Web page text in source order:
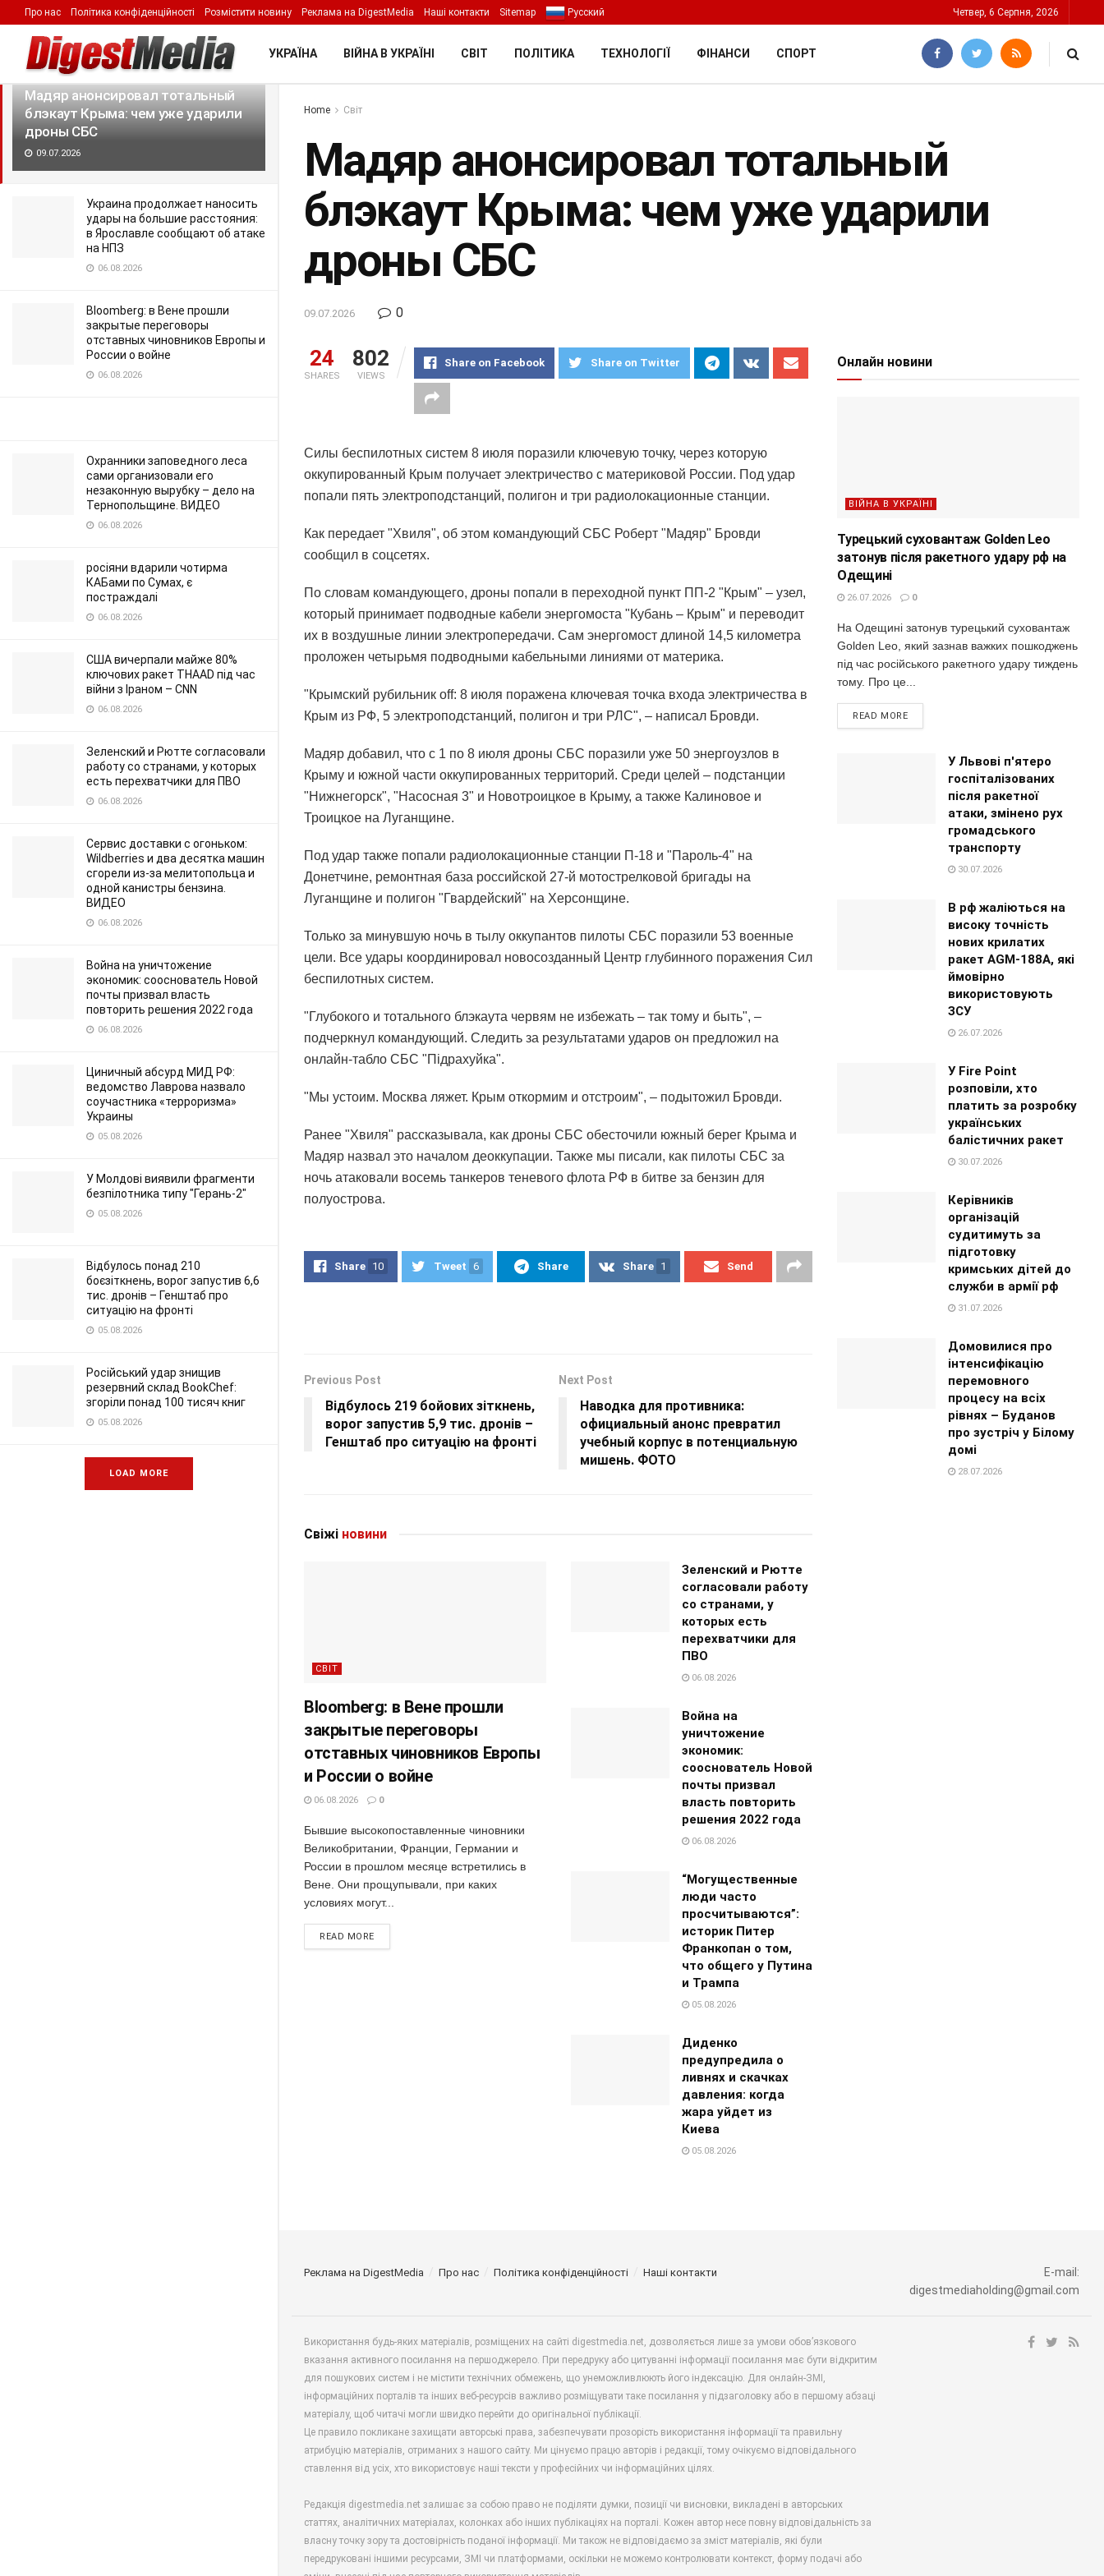
LATEST TRENDING Filter
Мадяр анонсировал тотальный
блэкаут Крыма: чем уже ударили
дроны СБС
09.07.2026
Украина продолжает наносить
удары на большие расстояния:
в Ярославле сообщают об атаке
на НПЗ
06.08.2026
Bloomberg: в Вене прошли
закрытые переговоры
отставных чиновников Европы и
России о войне
06.08.2026
Охранники заповедного леса
сами организовали его
незаконную вырубку – дело на
Тернопольщине. ВИДЕО
06.08.2026
росіяни вдарили чотирма
КАБами по Сумах, є
постраждалі
06.08.2026
США вичерпали майже 80%
ключових ракет THAAD під час
війни з Іраном – CNN
06.08.2026
Зеленский и Рютте согласовали
работу со странами, у которых
есть перехватчики для ПВО
06.08.2026
Сервис доставки с огоньком:
Wildberries и два десятка машин
сгорели из-за мелитопольца и
одной канистры бензина.
ВИДЕО
06.08.2026
Война на уничтожение
экономик: сооснователь Новой
почты призвал власть
повторить решения 2022 года
06.08.2026
Циничный абсурд МИД РФ:
ведомство Лаврова назвало
соучастника «терроризма»
Украины
05.08.2026
У Молдові виявили фрагменти
безпілотника типу "Герань-2"
05.08.2026
Відбулось понад 210
боєзіткнень, ворог запустив 6,6
тис. дронів – Генштаб про
ситуацію на фронті
05.08.2026
Російський удар знищив
резервний склад BookChef:
згоріли понад 100 тисяч книг
05.08.2026
LOAD MORE
Про нас Політика конфіденційності Розмістити новину Реклама на DigestMedia Наші контакти Sitemap Русский Четвер, 6 Серпня, 2026
УКРАЇНА ВІЙНА В УКРАЇНІ СВІТ ПОЛІТИКА ТЕХНОЛОГІЇ ФІНАНСИ СПОРТ
Home Світ
Мадяр анонсировал тотальный
блэкаут Крыма: чем уже ударили
дроны СБС
09.07.2026 0
24
SHARES
802
VIEWS
Share on Facebook Share on Twitter
Силы беспилотных систем 8 июля поразили ключевую точку, через которую
оккупированный Крым получает электричество с материковой России. Под удар
попали пять электроподстанций, полигон и три радиолокационные станции.
Как передает "Хвиля", об этом командующий СБС Роберт "Мадяр" Бровди
сообщил в соцсетях.
По словам командующего, дроны попали в переходной пункт ПП-2 "Крым" – узел,
который принимает подводные кабели энергомоста "Кубань – Крым" и переводит
их в воздушные линии электропередачи. Сам энергомост длиной 14,5 километра
проложен четырьмя подводными кабельными линиями от материка.
"Крымский рубильник off: 8 июля поражена ключевая точка входа электричества в
Крым из РФ, 5 электроподстанций, полигон и три РЛС", – написал Бровди.
Мадяр добавил, что с 1 по 8 июля дроны СБС поразили уже 50 энергоузлов в
Крыму и южной части оккупированных территорий. Среди целей – подстанции
"Нижнегорск", "Насосная 3" и Новотроицкое в Крыму, а также Калиновое и
Троицкое на Луганщине.
Под удар также попали радиолокационные станции П-18 и "Пароль-4" на
Донетчине, ремонтная база российской 27-й мотострелковой бригады на
Луганщине и полигон "Гвардейский" на Херсонщине.
Только за минувшую ночь в тылу оккупантов пилоты СБС поразили 53 военные
цели. Все удары координировал новосозданный Центр глубинного поражения Сил
беспилотных систем.
"Глубокого и тотального блэкаута червям не избежать – так тому и быть", –
подчеркнул командующий. Следить за результатами ударов он предложил на
онлайн-табло СБС "Підрахуйка".
"Мы устоим. Москва ляжет. Крым откормим и отстроим", – подытожил Бровди.
Ранее "Хвиля" рассказывала, как дроны СБС обесточили южный берег Крыма и
Мадяр назвал это началом деоккупации. Также мы писали, как пилоты СБС за
ночь атаковали восемь танкеров теневого флота РФ в битве за бензин для
полуострова.
Share 10 Tweet 6 Share Share 1 Send
Previous Post
Відбулось 219 бойових зіткнень,
ворог запустив 5,9 тис. дронів –
Генштаб про ситуацію на фронті
Next Post
Наводка для противника:
официальный анонс превратил
учебный корпус в потенциальную
мишень. ФОТО
Свіжі новини
СВІТ
Bloomberg: в Вене прошли
закрытые переговоры
отставных чиновников Европы
и России о войне
06.08.2026 0
Бывшие высокопоставленные чиновники
Великобритании, Франции, Германии и
России в прошлом месяце встретились в
Вене. Они прощупывали, при каких
условиях могут...
READ MORE
Зеленский и Рютте
согласовали работу
со странами, у
которых есть
перехватчики для
ПВО
06.08.2026
Война на
уничтожение
экономик:
сооснователь Новой
почты призвал
власть повторить
решения 2022 года
06.08.2026
“Могущественные
люди часто
просчитываются”:
историк Питер
Франкопан о том,
что общего у Путина
и Трампа
05.08.2026
Диденко
предупредила о
ливнях и скачках
давления: когда
жара уйдет из
Киева
05.08.2026
Онлайн новини
ВІЙНА В УКРАЇНІ
Турецький суховантаж Golden Leo
затонув після ракетного удару рф на
Одещині
26.07.2026 0
На Одещині затонув турецький суховантаж
Golden Leo, який зазнав важких пошкоджень
під час російського ракетного удару тиждень
тому. Про це...
READ MORE
У Львові п'ятеро
госпіталізованих
після ракетної
атаки, змінено рух
громадського
транспорту
30.07.2026
В рф жаліються на
високу точність
нових крилатих
ракет AGM-188A, які
ймовірно
використовують
ЗСУ
26.07.2026
У Fire Point
розповіли, хто
платить за розробку
українських
балістичних ракет
30.07.2026
Керівників
організацій
судитимуть за
підготовку
кримських дітей до
служби в армії рф
31.07.2026
Домовилися про
інтенсифікацію
перемовного
процесу на всіх
рівнях – Буданов
про зустріч у Білому
домі
28.07.2026
Реклама на DigestMedia Про нас Політика конфіденційності Наші контакти
E-mail:
digestmediaholding@gmail.com
Використання будь-яких матеріалів, розміщених на сайті digestmedia.net, дозволяється лише за умови обов’язкового
вказання активного посилання на першоджерело. При передруку або цитуванні інформації посилання має бути відкритим
для пошукових систем і не містити технічних обмежень, що унеможливлюють його індексацію. Для онлайн-ЗМІ,
інформаційних порталів та інших веб-ресурсів важливо розміщувати таке посилання у підзаголовку або в першому абзаці
матеріалу, щоб читачі могли швидко перейти до оригінальної публікації.
Це правило покликане захищати авторські права, забезпечувати прозорість використання інформації та правильну
атрибуцію матеріалів, отриманих з нашого сайту. Ми цінуємо працю авторів і редакції, тому очікуємо відповідального
ставлення від усіх, хто використовує наші тексти у професійних чи інформаційних цілях.
Редакція digestmedia.net залишає за собою право не поділяти думки, позиції чи висновки, викладені в авторських
статтях, аналітичних матеріалах, колонках або інших публікаціях на порталі. Кожен автор несе повну відповідальність за
власну точку зору та достовірність поданої інформації. Ми також не відповідаємо за зміст матеріалів, які були
передруковані іншими ресурсами, ЗМІ чи платформами, оскільки не можемо контролювати контекст, форму подачі або